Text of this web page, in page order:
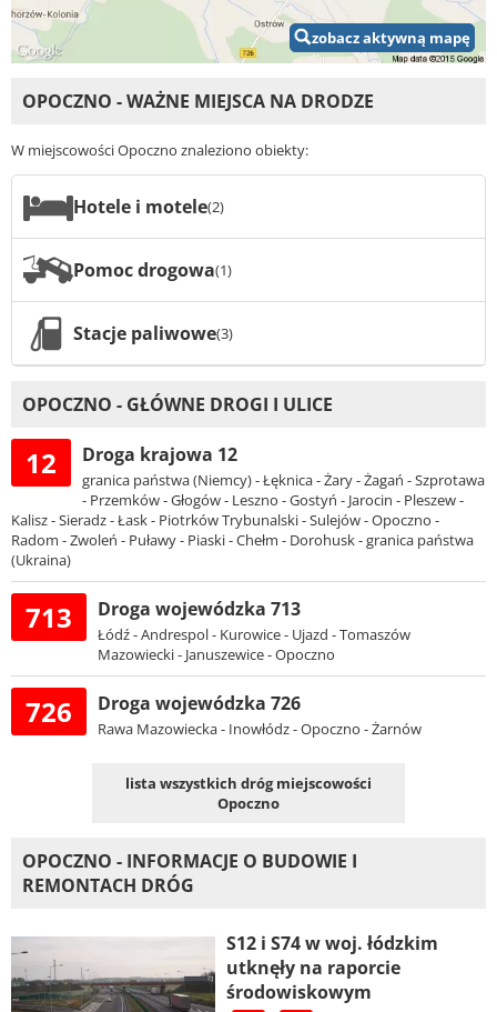
zobacz aktywną mapę
OPOCZNO - WAŻNE MIEJSCA NA DRODZE
W miejscowości Opoczno znaleziono obiekty:
Hotele i motele(2)
Pomoc drogowa(1)
Stacje paliwowe(3)
OPOCZNO - GŁÓWNE DROGI I ULICE
12 Droga krajowa 12
granica państwa (Niemcy) - Łęknica - Żary - Żagań - Szprotawa
- Przemków - Głogów - Leszno - Gostyń - Jarocin - Pleszew -
Kalisz - Sieradz - Łask - Piotrków Trybunalski - Sulejów - Opoczno -
Radom - Zwoleń - Puławy - Piaski - Chełm - Dorohusk - granica państwa
(Ukraina)
713 Droga wojewódzka 713
Łódź - Andrespol - Kurowice - Ujazd - Tomaszów
Mazowiecki - Januszewice - Opoczno
726 Droga wojewódzka 726
Rawa Mazowiecka - Inowłódz - Opoczno - Żarnów
lista wszystkich dróg miejscowości
Opoczno
OPOCZNO - INFORMACJE O BUDOWIE I
REMONTACH DRÓG
S12 i S74 w woj. łódzkim
utknęły na raporcie
środowiskowym